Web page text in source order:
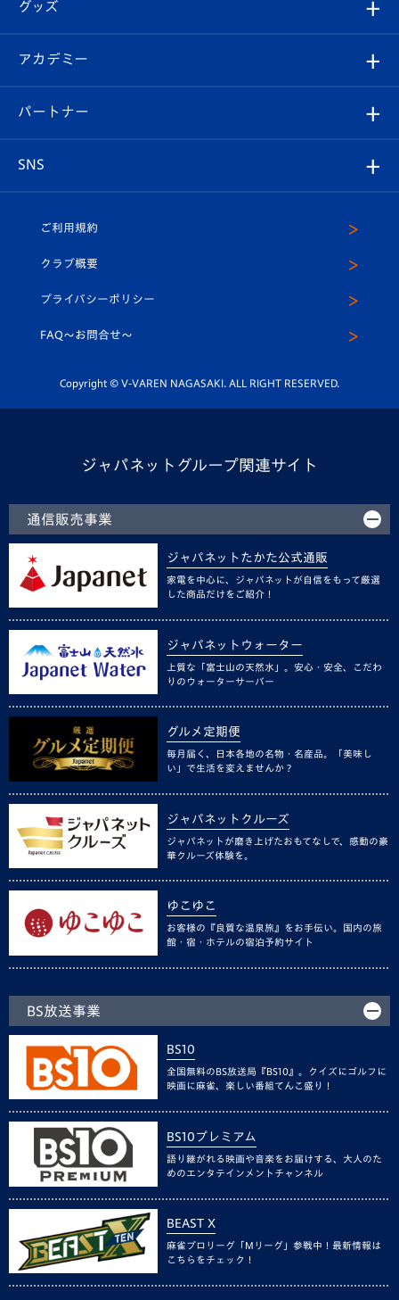
チケット
イベント
メディア
ホームタウン
スタッフプロフィール
マスコット紹介
平和祈念活動
ホームタウン活動
Revive Team
ヴィヴィくんの長崎おもてなしガイド
フォトギャラリー
スタジアムグルメ
V-LOVERS（ファンクラブ）
プレイヤーズスイート
グッズ
オンラインショップ
店舗情報
アカデミー
育成からのお知らせ
U-18
スクール
パートナー
SNS
ヴィヴィくんインスタグラム
公式LINE＠
ご利用規約
クラブ概要
プライバシーポリシー
FAQ〜お問合せ〜
Copyright © V-VAREN NAGASAKI. ALL RIGHT RESERVED.
ジャパネットグループ関連サイト
通信販売事業
ジャパネットたかた公式通販
家電を中心に、ジャパネットが自信をもって厳選
した商品だけをご紹介！
ジャパネットウォーター
上質な「富士山の天然水」。安心・安全、こだわ
りのウォーターサーバー
グルメ定期便
毎月届く、日本各地の名物・名産品。「美味し
い」で生活を変えませんか？
ジャパネットクルーズ
ジャパネットが磨き上げたおもてなしで、感動の豪
華クルーズ体験を。
ゆこゆこ
お客様の『良質な温泉旅』をお手伝い。国内の旅
館・宿・ホテルの宿泊予約サイト
BS放送事業
BS10
全国無料のBS放送局『BS10』。クイズにゴルフに
映画に麻雀、楽しい番組てんこ盛り！
BS10プレミアム
語り継がれる映画や音楽をお届けする、大人のた
めのエンタテインメントチャンネル
BEAST X
麻雀プロリーグ「Mリーグ」参戦中！最新情報は
こちらをチェック！